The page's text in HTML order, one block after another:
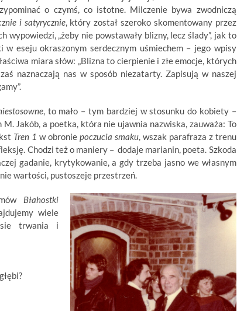
o czymś, co istotne. Milczenie bywa zwodniczą
i satyrycznie, który został szeroko skomentowany przez
„żeby nie powstawały blizny, lecz ślady”, jak to
w eseju okraszonym serdecznym uśmiechem – jego wpisy
miara słów: „Blizna to cierpienie i złe emocje, których
naznaczają nas w sposób niezatarty. Zapisują w naszej
, to mało – tym bardziej w stosunku do kobiety –
Jakób, a poetka, która nie ujawnia nazwiska, zauważa: To
Tren 1 w obroniepoczucia smaku, wszak parafraza z trenu
Chodzi też o maniery – dodaje marianin, poeta. Szkoda
gadanie, krytykowanie, a gdy trzeba jasno we własnym
wartości, pustoszeje przestrzeń.
Błahostki
wiele
trwania i